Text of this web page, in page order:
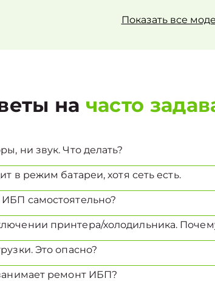
Показать все
на часто
ни звук. Что делать?
в режим батареи, хотя сеть есть.
самостоятельно?
принтера/холодильника.
Это опасно?
ремонт ИБП?